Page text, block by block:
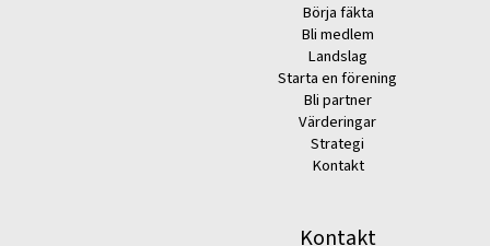
Börja fäkta
Bli medlem
Landslag
Starta en förening
Bli partner
Värderingar
Strategi
Kontakt
Kontakt